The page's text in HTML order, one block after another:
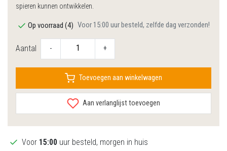
spieren kunnen ontwikkelen.
Op voorraad (4) Voor 15:00 uur besteld, zelfde dag verzonden!
Aantal - +
Toevoegen aan winkelwagen
Aan verlanglijst toevoegen
Voor 15:00 uur besteld, morgen in huis